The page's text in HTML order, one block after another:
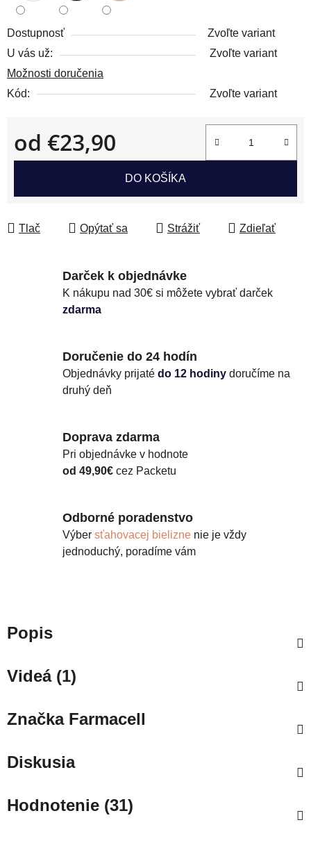
Dostupnosť
Zvoľte variant
U vás už:
Zvoľte variant
Možnosti doručenia
Kód:
Zvoľte variant
od €23,90
Jednotková cena:
DO KOŠÍKA
Tlač Opýtať sa Strážiť Zdieľať
Darček k objednávke
K nákupu nad 30€ si môžete vybrať darček
zdarma
Doručenie do 24 hodín
Objednávky prijaté do 12 hodiny doručíme na
druhý deň
Doprava zdarma
Pri objednávke v hodnote
od 49,90€ cez Packetu
Odborné poradenstvo
Výber sťahovacej bielizne nie je vždy
jednoduchý, poradíme vám
Popis
Videá (1)
ZnačkaFarmacell
Diskusia
Hodnotenie (31)